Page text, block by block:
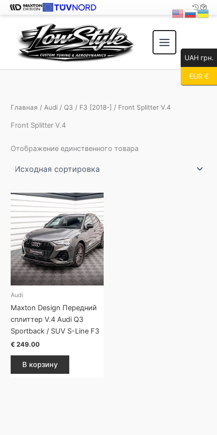
содержимому
Главная /Audi / Q3 / F3 [2018-] / Front Splitter V.4
Front Splitter V.4
Отображение единственного товара
Audi
Maxton Design Передний
сплиттер V.4 Audi Q3
Sportback / SUV S-Line F3
€ 249.00
В корзину
UAH грн.
EUR €